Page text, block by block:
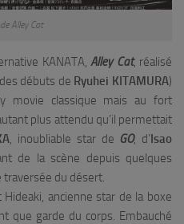
Alley Cat
KANATA,Alley Cat, réalisé
débuts de Ryuhei KITAMURA)
movie classique mais au fort
plus attendu qu’il permettait
, inoubliable star de GO, d’Isao
de la scène depuis quelques
du désert.
ancienne star de la boxe
que garde du corps. Embauché